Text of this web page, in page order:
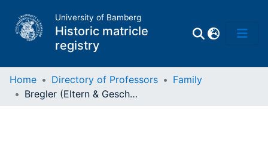
University of Bamberg
Historic matricle
registry
Home Directory of Professors
Family
Bregler (Eltern & Geschwister)